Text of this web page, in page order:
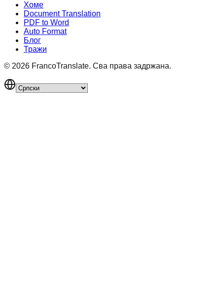
Хоме
Document Translation
PDF to Word
Auto Format
Блог
Тражи
© 2026 FrancoTranslate. Сва права задржана.